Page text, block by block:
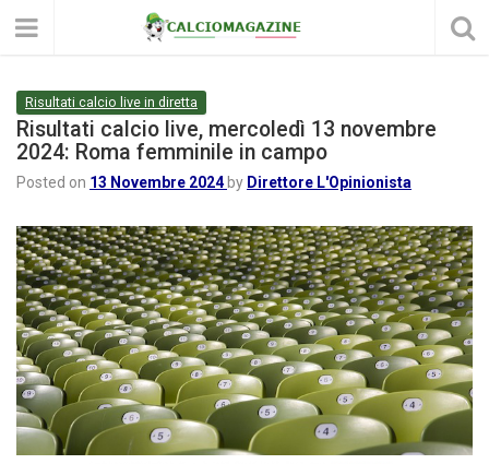
Risultati calcio live in diretta
Risultati calcio live, mercoledì 13 novembre
2024: Roma femminile in campo
Posted on 13 Novembre 2024 by Direttore L'Opinionista